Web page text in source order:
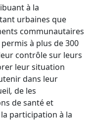
à la
urbaines que
communautaires
à plus de 300
contrôle sur leurs
leur situation
dans leur
, de les
de santé et
participation à la